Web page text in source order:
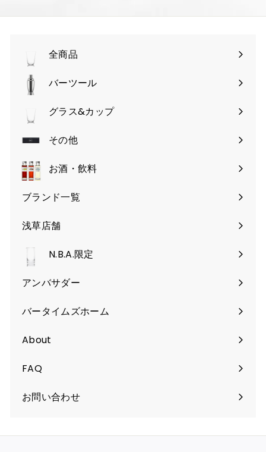
全商品
バーツール
サ
メ
ニ
ー
を
く
グラス&カップ
サ
ブ
ニ
ュ
ー
を
く
その他
サ
ブ
メ
ニ
ー
を
開
く
お酒・飲料
ブランド一覧
浅草店舗
N.B.A.限定
アンバサダー
バータイムズホーム
About
FAQ
お問い合わせ